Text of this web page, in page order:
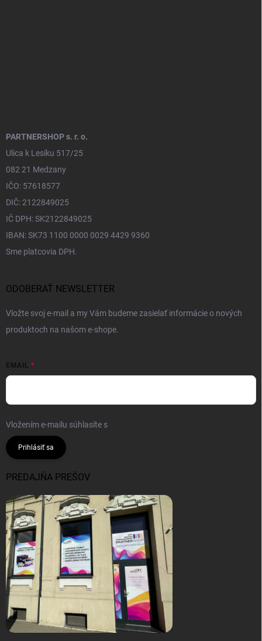
PARTNERSHOP s. r. o.
Ulica k Lesíku 517/25
082 21 Medzany
IČO: 57618577
DIČ: 2122849025
IČ DPH: SK2122849025
IBAN: SK73 1100 0000 0029 4429 9360
Sme platcovia DPH.
ODOBERAŤ NEWSLETTER
Vložte svoj e-mail a my Vám budeme zasielať informácie o nových
produktoch na našom e-shope.
EMAIL
Vložením e-mailu súhlasíte s
Prihlásiť sa
PREDAJŇA PREŠOV